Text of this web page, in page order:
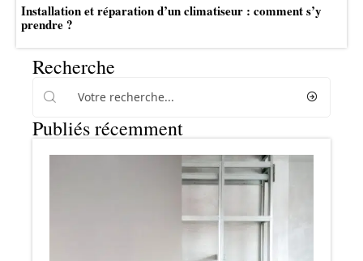
Installation et réparation d’un climatiseur : comment s’y
prendre ?
Recherche
Publiés récemment